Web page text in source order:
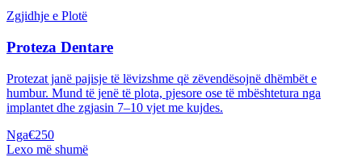
Zgjidhje e Plotë
Proteza Dentare
Protezat janë pajisje të lëvizshme që zëvendësojnë dhëmbët e
humbur. Mund të jenë të plota, pjesore ose të mbështetura nga
implantet dhe zgjasin 7–10 vjet me kujdes.
Nga€250
Lexo më shumë